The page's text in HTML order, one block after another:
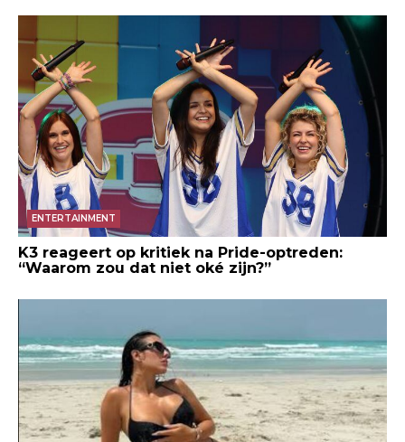
ENTERTAINMENT
K3 reageert op kritiek na Pride-optreden:
“Waarom zou dat niet oké zijn?”